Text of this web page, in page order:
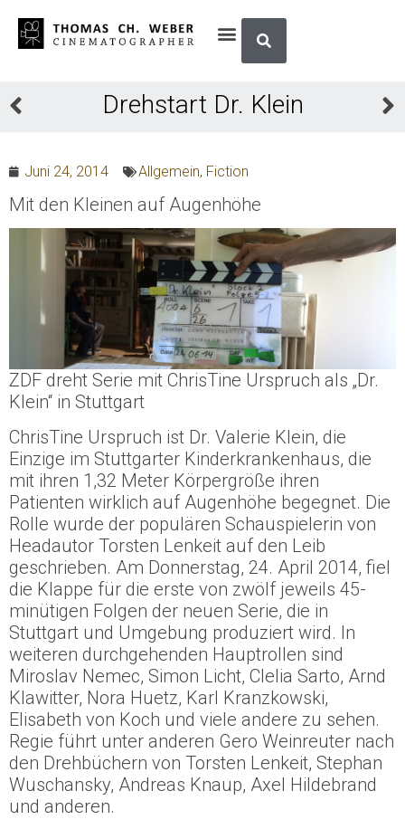
Drehstart Dr. Klein
Juni 24, 2014 Allgemein, Fiction
Mit den Kleinen auf Augenhöhe
ZDF dreht Serie mit ChrisTine Urspruch als „Dr.
Klein“ in Stuttgart
ChrisTine Urspruch ist Dr. Valerie Klein, die
Einzige im Stuttgarter Kinderkrankenhaus, die
mit ihren 1,32 Meter Körpergröße ihren
Patienten wirklich auf Augenhöhe begegnet. Die
Rolle wurde der populären Schauspielerin von
Headautor Torsten Lenkeit auf den Leib
geschrieben. Am Donnerstag, 24. April 2014, fiel
die Klappe für die erste von zwölf jeweils 45-
minütigen Folgen der neuen Serie, die in
Stuttgart und Umgebung produziert wird. In
weiteren durchgehenden Hauptrollen sind
Miroslav Nemec, Simon Licht, Clelia Sarto, Arnd
Klawitter, Nora Huetz, Karl Kranzkowski,
Elisabeth von Koch und viele andere zu sehen.
Regie führt unter anderen Gero Weinreuter nach
den Drehbüchern von Torsten Lenkeit, Stephan
Wuschansky, Andreas Knaup, Axel Hildebrand
und anderen.